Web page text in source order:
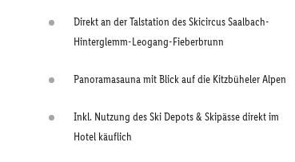
Direkt an der Talstation des Skicircus Saalbach-
Hinterglemm-Leogang-Fieberbrunn
Panoramasauna mit Blick auf die Kitzbüheler Alpen
Inkl. Nutzung des Ski Depots & Skipässe direkt im
Hotel käuflich